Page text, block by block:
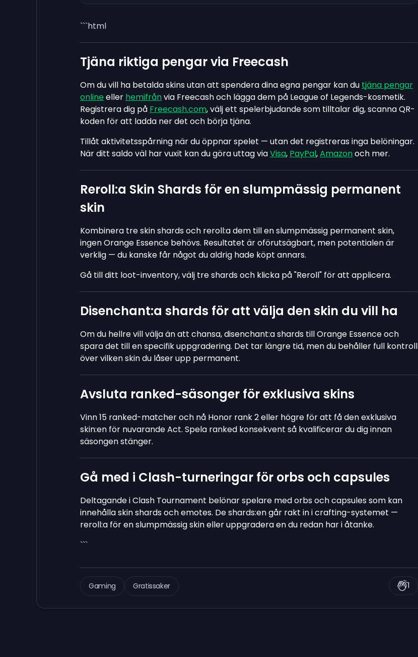
```html
Tjäna riktiga pengar via Freecash
Om du vill ha betalda skins utan att spendera dina egna pengar kan du tjäna pengar
online eller hemifrånvia Freecash och lägga dem på League of Legends-kosmetik.
Registrera dig på Freecash.com, välj ett spelerbjudande som tilltalar dig, scanna QR-
koden för att ladda ner det och börja tjäna.
Tillåt aktivitetsspårning när du öppnar spelet — utan det registreras inga belöningar.
När ditt saldo väl har vuxit kan du göra uttag viaVisa, PayPal,Amazonoch mer.
Reroll:a Skin Shards för en slumpmässig permanent
skin
Kombinera tre skin shards och reroll:a dem till en slumpmässig permanent skin,
ingen Orange Essence behövs. Resultatet är oförutsägbart, men potentialen är
verklig — du kanske får något du aldrig hade köpt annars.
Gå till ditt loot-inventory, välj tre shards och klicka på "Reroll" för att applicera.
Disenchant:a shards för att välja den skin du vill ha
Om du hellre vill välja än att chansa, disenchant:a shards till Orange Essence och
spara det till en specifik uppgradering. Det tar längre tid, men du behåller full kontroll
över vilken skin du låser upp permanent.
Avsluta ranked-säsonger för exklusiva skins
Vinn 15 ranked-matcher och nå Honor rank 2 eller högre för att få den exklusiva
skin:en för nuvarande Act. Spela ranked konsekvent så kvalificerar du dig innan
säsongen stänger.
Gå med i Clash-turneringar för orbs och capsules
Deltagande i Clash Tournament belönar spelare med orbs och capsules som kan
innehålla skin shards och emotes. De shards:en går rakt in i crafting-systemet —
reroll:a för en slumpmässig skin eller uppgradera en du redan har i åtanke.
```
Gaming Gratissaker 1